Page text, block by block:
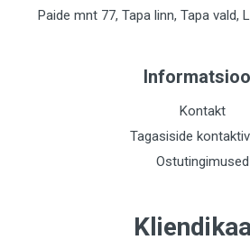
Paide mnt 77, Tapa linn, Tapa vald,
Kontakt
Tagasiside
Ostutingimused